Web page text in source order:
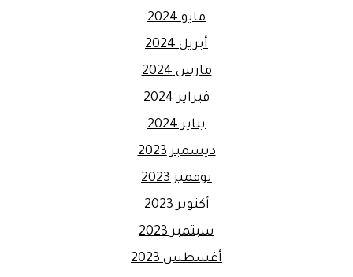
مايو 2024
أبريل 2024
مارس 2024
فبراير 2024
يناير 2024
ديسمبر 2023
نوفمبر 2023
أكتوبر 2023
سبتمبر 2023
أغسطس 2023